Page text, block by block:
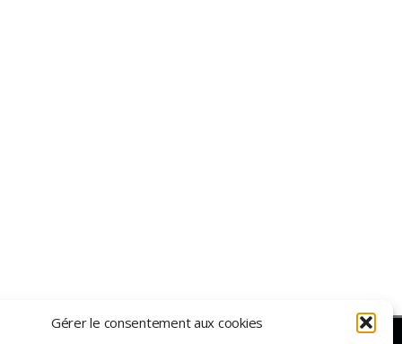
Gérer le consentement aux cookies